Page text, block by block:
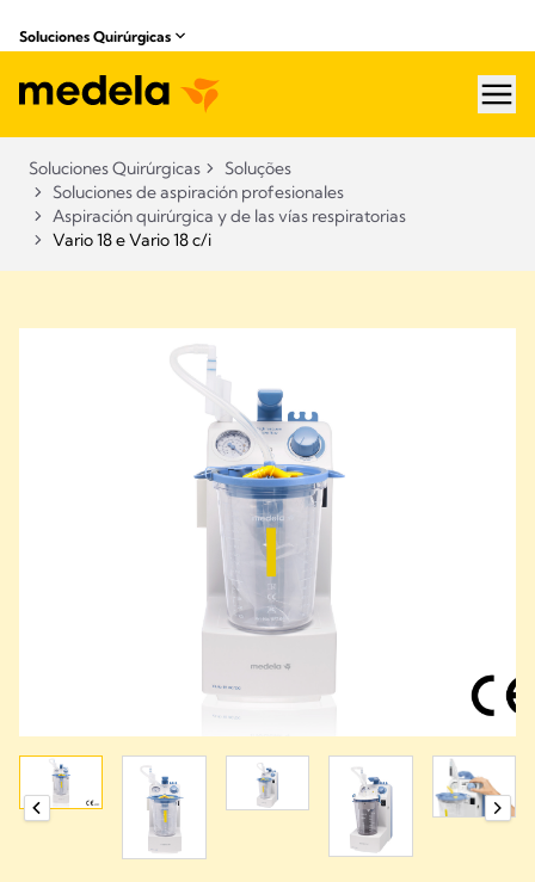
Soluciones Quirúrgicas
Soluciones Quirúrgicas
Soluções
Soluciones de aspiración profesionales
Aspiración quirúrgica y de las vías respiratorias
Vario 18 e Vario 18 c/i